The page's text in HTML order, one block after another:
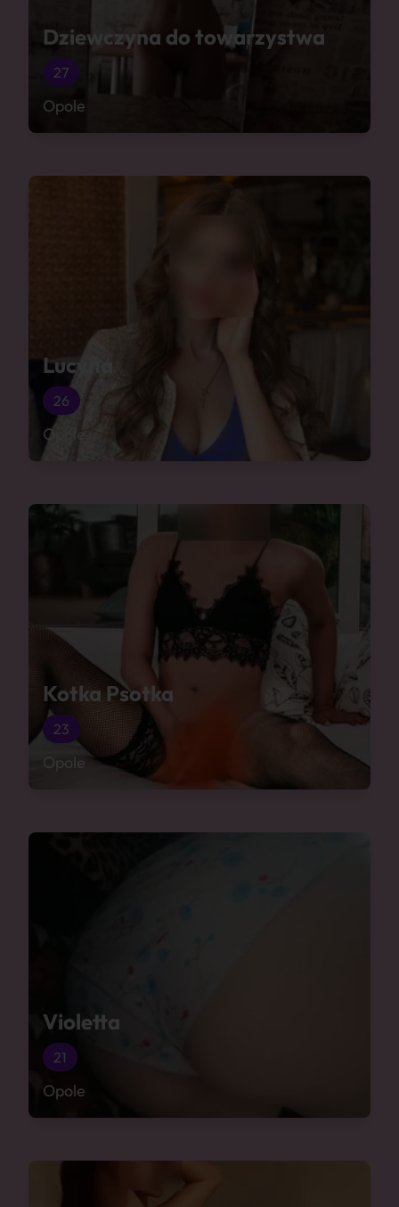
Dziewczyna do towarzystwa
27
Opole
Lucyna
26
Opole
Kotka Psotka
23
Opole
Violetta
21
Opole